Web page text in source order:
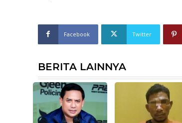
Facebook Twitter
BERITA LAINNYA